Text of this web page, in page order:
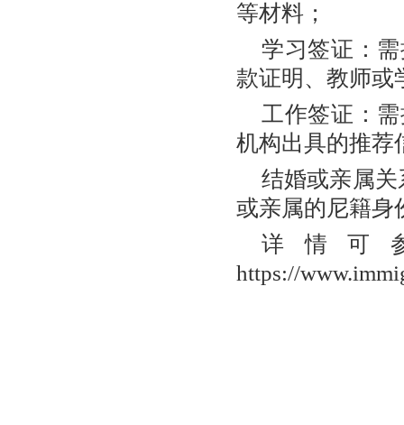
等材料；
学习签证：
款证明、教师或
工作签证：
机构出具的推荐
结婚或亲属
或亲属的尼籍身
详情可
https://